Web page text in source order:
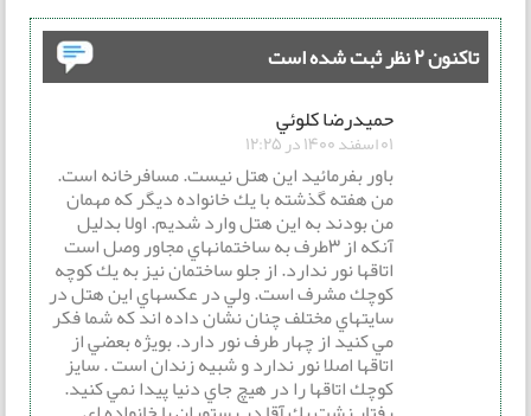
تاکنون 2 نظر ثبت شده است
حميدرضا كلوئي
01 اسفند 1400 در 12:25
باور بفرمائيد اين هتل نيست. مسافرخانه است.
من هفته گذشته با يك خانواده ديگر كه مهمان
من بودند به اين هتل وارد شديم. اولا بدليل
آنكه از 3طرف به ساختمانهاي مجاور وصل است
اتاقها نور ندارد. از جلو ساختمان نيز به يك كوچه
كوچك مشرف است. ولي در عكسهاي اين هتل در
سايتهاي مختلف چنان نشان داده اند كه شما فكر
مي كنيد از چهار طرف نور دارد. بويژه بعضي از
اتاقها اصلا نور ندارد و شبيه زندان است . سايز
كوچك اتاقها را در هيچ جاي دنيا پيدا نمي كنيد.